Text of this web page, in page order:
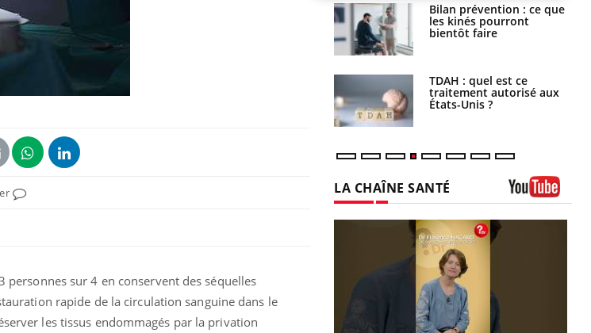
personnes sur 4 en conservent des séquelles
rapide de la circulation sanguine dans le
les tissus endommagés par la privation
nuit-il à
de la
une tique en
elle reste dans
Bilan prévention : ce que
les kinés pourront
bientôt faire
TDAH : quel est ce
traitement autorisé aux
États-Unis ?
LA CHAÎNE SANTÉ